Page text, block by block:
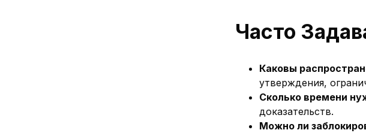
Часто
Каковы
утверждения,
Сколько времени
доказательств.
Можно ли